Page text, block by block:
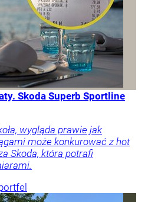
Skoda Superb Sportline
wygląda prawie jak
może konkurować z hot
Skoda, która potrafi